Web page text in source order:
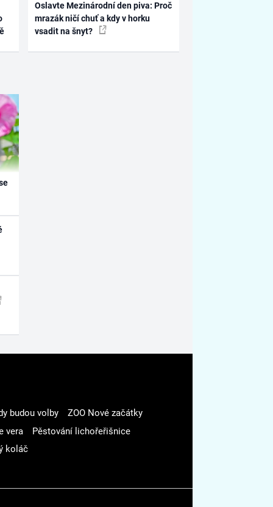
Oslavte Mezinárodní den piva: Proč
mrazák ničí chuť a kdy v horku
vsadit na šnyt?
budou volby
ZOO Nové začátky
vera
Pěstování lichořeřišnice
koláč